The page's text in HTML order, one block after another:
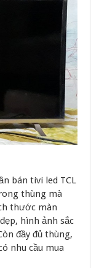
bán tivi led TCL
thùng mà
thước màn
hình ảnh sắc
đầy đủ thùng,
nhu cầu mua